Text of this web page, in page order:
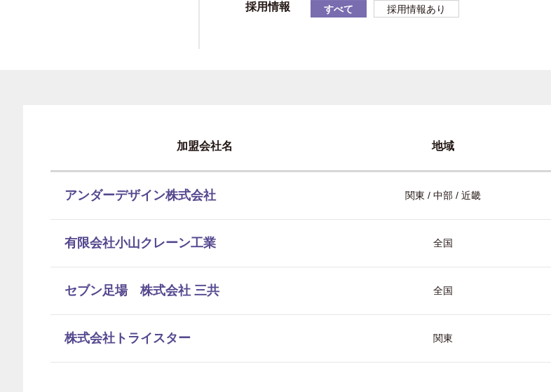
採用情報 すべて 採用情報あり
加盟会社名 地域
アンダーデザイン株式会社 関東 / 中部 / 近畿
有限会社小山クレーン工業 全国
セブン足場 株式会社 三共 全国
株式会社トライスター 関東